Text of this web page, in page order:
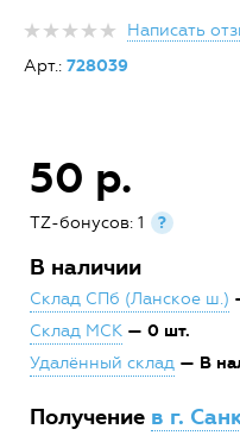
Написать
Арт.: 728039
50 р.
TZ-бонусов: 1 ?
В наличии
Склад СПб (Ланское ш.)
Склад МСК — 0 шт.
Удалённый склад — В
Получение в г.